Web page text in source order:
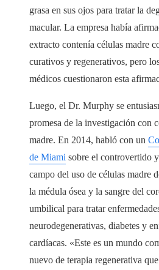
grasa en sus ojos para tratar la
macular. La empresa había
extracto contenía células madre
curativos y regenerativos, pero
médicos cuestionaron esta
Luego, el Dr. Murphy se
promesa de la investigación con
madre. En 2014, habló con un
de Miami sobre el controvertido
campo del uso de células madre
la médula ósea y la sangre del
umbilical para tratar
neurodegenerativas, diabetes y
cardíacas. «Este es un mundo
nuevo de terapia regenerativa que